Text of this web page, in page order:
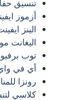
تنسيق
أزموز
الينز
اليغانت
توب
أي في
رونزا
كلاسي